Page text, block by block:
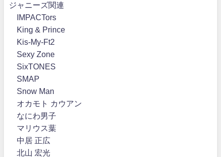
ジャニーズ関連
IMPACTors
King & Prince
Kis-My-Ft2
Sexy Zone
SixTONES
SMAP
Snow Man
オカモト カウアン
なにわ男子
マリウス葉
中居 正広
北山 宏光